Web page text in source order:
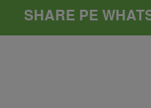
SHARE PE